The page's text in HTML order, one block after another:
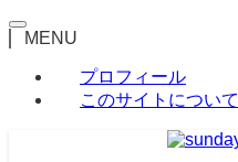
MENU
プロフィール
このサイトについて